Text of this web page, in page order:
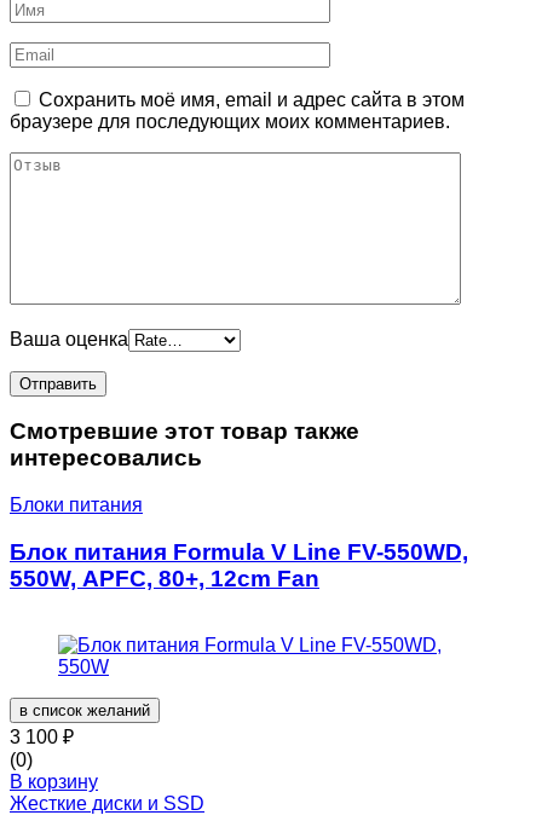
Сохранить моё имя, email и адрес сайта в этом
браузере для последующих моих комментариев.
Ваша оценка
Смотревшие этот товар также
интересовались
Блоки питания
Блок питания Formula V Line FV-550WD,
550W, APFC, 80+, 12cm Fan
в список желаний
3 100 ₽
(0)
В корзину
Жесткие диски и SSD